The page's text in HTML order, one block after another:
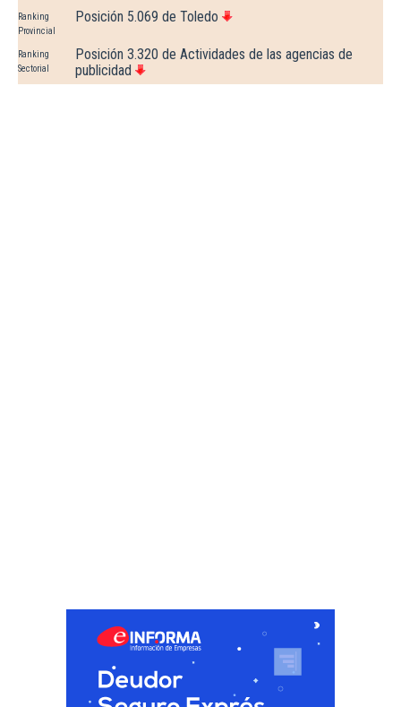
Ranking
Provincial
Posición 5.069 de Toledo
Ranking
Sectorial
Posición 3.320 de Actividades de las agencias de
publicidad